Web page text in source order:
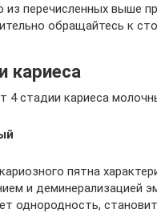
из перечисленных выше
обращайтесь к
кариеса
4 стадии кариеса
пятна
и деминерализацией
однородность,